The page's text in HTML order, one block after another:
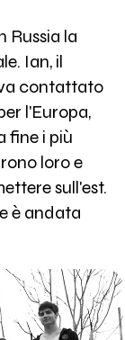
Russia la
Ian, il
contattato
l'Europa,
fine i più
loro e
sull'est.
è andata